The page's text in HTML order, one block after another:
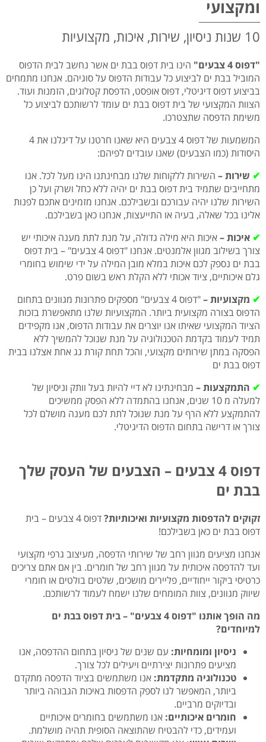
ומקצועי
10 שנות ניסיון, שירות, איכות, מקצועיות
"דפוס 4 צבעים"
הינו בית דפוס בבת ים אשר נחשב לבית הדפוס
המוביל בבת ים לביצוע כל עבודות הדפוס על סוגיהם. אנחנו מתמחים
בביצוע דפוס דיגיטלי, דפוס אופסט, הדפסת קטלוגים, הזמנות ועוד.
הצוות המקצועי של בית דפוס בבת ים עומד לרשותכם לביצוע כל
משימת הדפסה שתצטרכו.
המשמעות של דפוס 4 צבעים היא שאנו חרטנו על דיגלנו את 4
היסודות (כמו הצבעים) שאנו עובדים לפיהם:
✔ שירות – השירות ללקוחות שלנו מבחינתנו הינו מעל לכל. אנו
מתחייבים שתמיד בית דפוס בבת ים יהיה ללא כחל ושרק ועל כן
השירות שלנו יהיה עבורכם ובשבילכם. אנחנו מזמינים אתכם לפנות
אלינו בכל שאלה, בעיה או התייעצות, אנחנו כאן בשבילכם.
✔ איכות –איכות היא מילה גדולה, על מנת לתת מענה איכותי יש
צורך בשילוב מגוון אלמנטים. אנחנו "דפוס 4 צבעים" – בית דפוס
בבת ים נספק לכם איכות במלא מובן המילה על ידי שימוש בחומרי
גלם איכותיים, ציוד אכותי ללא הקלת ראש בשום פרט.
✔ מקצועיות –
"דפוס 4 צבעים" מספקים פתרונות מגוונים בתחום
הדפוס בצורה מקצועית ביותר. המקצועיות שלנו מתאפשרת בזכות
הציוד המקצועי שאיתו אנו יוצרים את עבודות הדפוס, אנו מקפידים
תמיד לעמוד בקדמת הטכנולוגיה על מנת שנוכל להמשיך ללא
הפסקה במתן שירותים מקצועי, והכל תחת קורת גג אחת אצלנו בבית
דפוס בבת ים
✔ התמקצעות – מבחינתינו לא דיי להיות בעל וותק וניסיון של
למעלה מ 10 שנים, אנחנו בהתמדה ללא הפסק ממשיכים
להתמקצע ללא הרף על מנת שנוכל לתת לכם מענה מושלם לכל
צורך או דרישה בתחום הדפוס הדיגיטלי.
דפוס 4 צבעים – הצבעים של העסק שלך
בבת ים
זקוקים להדפסות מקצועיות ואיכותיות?
דפוס 4 צבעים – בית
דפוס בבת ים כאן בשבילכם!
אנחנו מציעים מגוון רחב של שירותי הדפסה, מעיצוב גרפי מקצועי
ועד להדפסה איכותית על מגוון רחב של חומרים. בין אם אתם צריכים
כרטיסי ביקור ייחודיים, פליירים מושכים, שלטים בולטים או חומרי
שיווק מגוונים, צוות המומחים שלנו ישמח לעמוד לרשותכם.
מה הופך אותנו "דפוס 4 צבעים" – בית דפוס בבת ים
למיוחדים?
ניסיון ומומחיות: עם שנים של ניסיון בתחום ההדפסה, אנו
מציעים פתרונות יצירתיים ויעילים לכל צורך.
טכנולוגיה מתקדמת: אנו משתמשים בציוד הדפסה מתקדם
ביותר, המאפשר לנו לספק הדפסות באיכות הגבוהה ביותר
ובדיוקים מרביים.
חומרים איכותיים: אנו משתמשים בחומרים איכותיים
ועמידים, כדי להבטיח שהתוצאה הסופית תהיה מושלמת.